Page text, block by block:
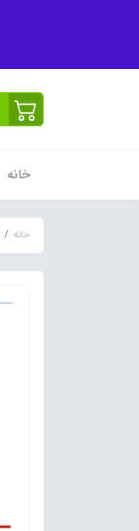
خانه
خانه